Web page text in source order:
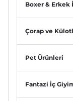
Boxer & Erkek
Çorap ve
Pet Ürünleri
Fantazi İç